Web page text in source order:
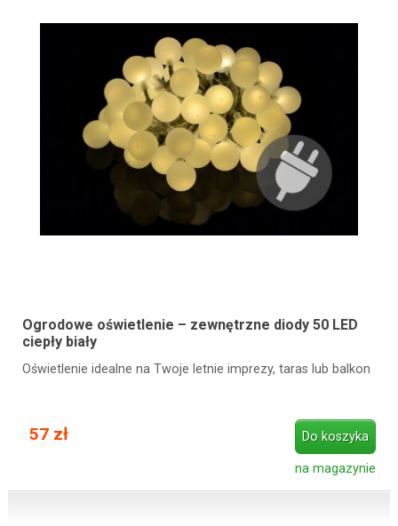
Ogrodowe oświetlenie – zewnętrzne diody 50 LED
ciepły biały
Oświetlenie idealne na Twoje letnie imprezy, taras lub balkon
57 zł Do koszyka
na magazynie